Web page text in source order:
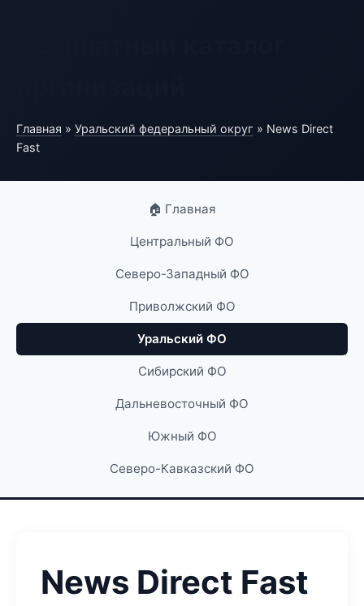
Главная » Уральский федеральный округ » News Direct
Fast
🏠 Главная
Центральный ФО
Северо-Западный ФО
Приволжский ФО
Уральский ФО
Сибирский ФО
Дальневосточный ФО
Южный ФО
Северо-Кавказский ФО
News Direct Fast